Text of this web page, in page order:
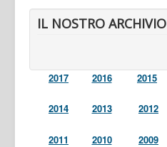
IL NOSTRO ARCHIVIO
2017 2016 2015
2014 2013 2012
2011 2010 2009